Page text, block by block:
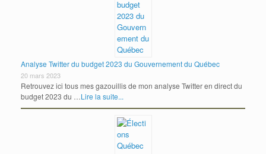
Analyse Twitter du budget 2023 du Gouvernement du Québec
20 mars 2023
Retrouvez ici tous mes gazouillis de mon analyse Twitter en direct du
budget 2023 du …Lire la suite...